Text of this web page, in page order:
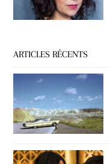
ARTICLES RÉCENTS